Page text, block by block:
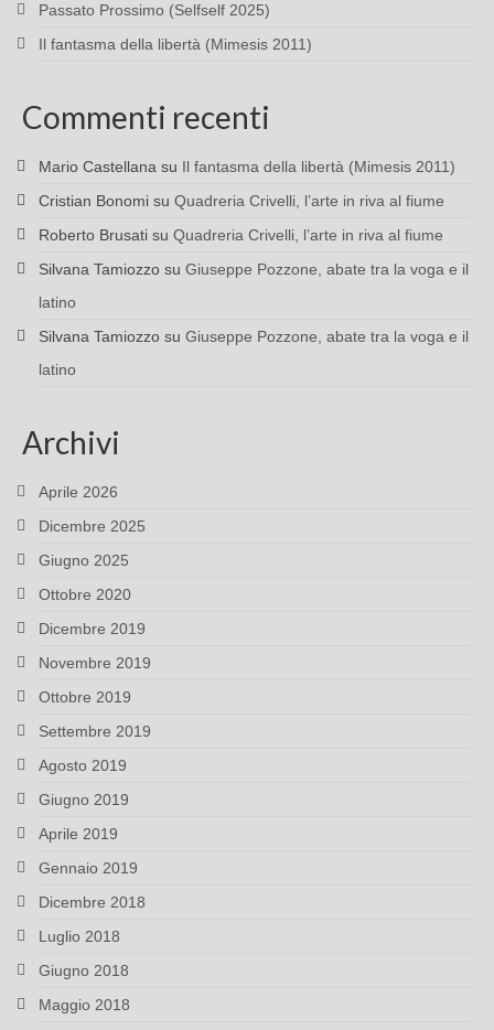
Passato Prossimo (Selfself 2025)
Il fantasma della libertà (Mimesis 2011)
Commenti recenti
Mario Castellana su Il fantasma della libertà (Mimesis 2011)
Cristian Bonomi su Quadreria Crivelli, l’arte in riva al fiume
Roberto Brusati su Quadreria Crivelli, l’arte in riva al fiume
Silvana Tamiozzo su Giuseppe Pozzone, abate tra la voga e il
latino
Silvana Tamiozzo su Giuseppe Pozzone, abate tra la voga e il
latino
Archivi
Aprile 2026
Dicembre 2025
Giugno 2025
Ottobre 2020
Dicembre 2019
Novembre 2019
Ottobre 2019
Settembre 2019
Agosto 2019
Giugno 2019
Aprile 2019
Gennaio 2019
Dicembre 2018
Luglio 2018
Giugno 2018
Maggio 2018